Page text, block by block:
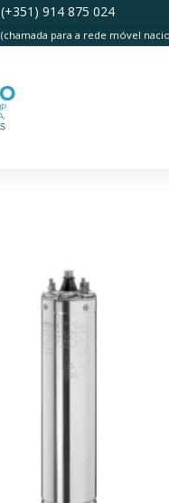
(+351) 914 875 024
(chamada para a rede móvel